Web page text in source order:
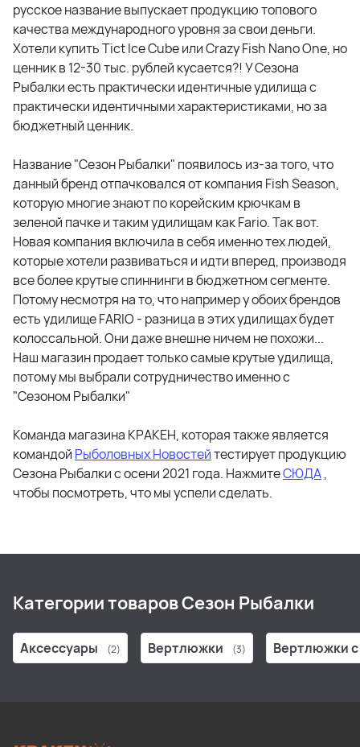
русское название выпускает продукцию топового
качества международного уровня за свои деньги.
Хотели купить Tict Ice Cube или Crazy Fish Nano One, но
ценник в 12-30 тыс. рублей кусается?! У Сезона
Рыбалки есть практически идентичные удилища с
практически идентичными характеристиками, но за
бюджетный ценник.
Название "Сезон Рыбалки" появилось из-за того, что
данный бренд отпачковался от компания Fish Season,
которую многие знают по корейским крючкам в
зеленой пачке и таким удилищам как Fario. Так вот.
Новая компания включила в себя именно тех людей,
которые хотели развиваться и идти вперед, производя
все более крутые спиннинги в бюджетном сегменте.
Потому несмотря на то, что например у обоих брендов
есть удилище FARIO - разница в этих удилищах будет
колоссальной. Они даже внешне ничем не похожи...
Наш магазин продает только самые крутые удилища,
потому мы выбрали сотрудничество именно с
"Сезоном Рыбалки"
Команда магазина КРАКЕН, которая также является
командой Рыболовных Новостейтестирует продукцию
Cезона Рыбалки с осени 2021 года. НажмитеСЮДА,
чтобы посмотреть, что мы успели сделать.
Категории товаров Сезон Рыбалки
Аксессуары (2) Вертлюжки (3) Вертлюжки